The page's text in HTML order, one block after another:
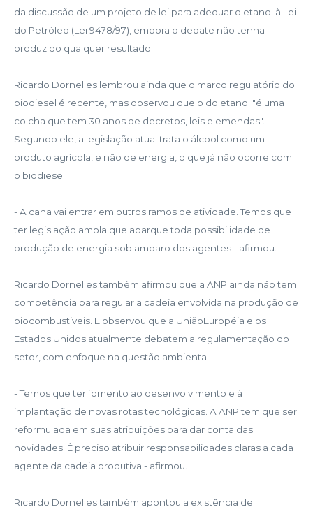
da discussão de um projeto de lei para adequar o etanol à Lei
do Petróleo (Lei 9478/97), embora o debate não tenha
produzido qualquer resultado.
Ricardo Dornelles lembrou ainda que o marco regulatório do
biodiesel é recente, mas observou que o do etanol "é uma
colcha que tem 30 anos de decretos, leis e emendas".
Segundo ele, a legislação atual trata o álcool como um
produto agrícola, e não de energia, o que já não ocorre com
o biodiesel.
- A cana vai entrar em outros ramos de atividade. Temos que
ter legislação ampla que abarque toda possibilidade de
produção de energia sob amparo dos agentes - afirmou.
Ricardo Dornelles também afirmou que a ANP ainda não tem
competência para regular a cadeia envolvida na produção de
biocombustiveis. E observou que a UniãoEuropéia e os
Estados Unidos atualmente debatem a regulamentação do
setor, com enfoque na questão ambiental.
- Temos que ter fomento ao desenvolvimento e à
implantação de novas rotas tecnológicas. A ANP tem que ser
reformulada em suas atribuições para dar conta das
novidades. É preciso atribuir responsabilidades claras a cada
agente da cadeia produtiva - afirmou.
Ricardo Dornelles também apontou a existência de